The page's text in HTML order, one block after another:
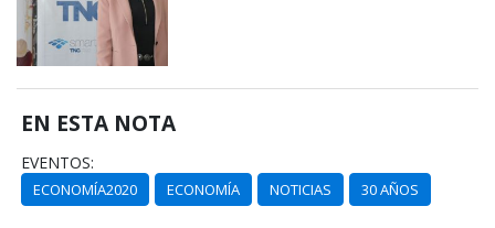
EN ESTA NOTA
EVENTOS:
ECONOMÍA2020 ECONOMÍA NOTICIAS 30 AÑOS